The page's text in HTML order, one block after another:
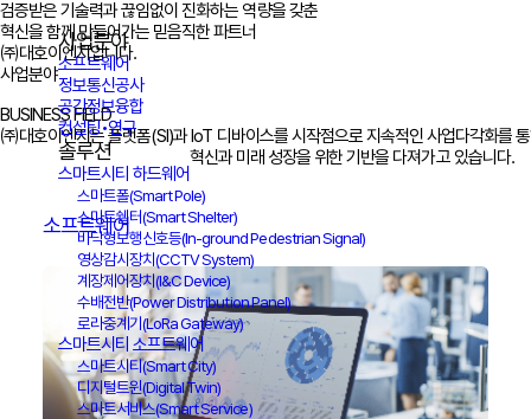
사업분야
소프트웨어
정보통신공사
공간정보융합
컨설팅•연구
솔루션
스마트시티 하드웨어
스마트폴(Smart Pole)
스마트쉘터(Smart Shelter)
바닥형보행신호등(In-ground Pedestrian Signal)
영상감시장치(CCTV System)
계장제어장치(I&C Device)
수배전반(Power Distribution Panel)
로라중계기(LoRa Gateway)
스마트시티 소프트웨어
스마트시티(Smart City)
디지털트윈(Digital Twin)
스마트서비스(Smart Service)
검증받은 기술력과 끊임없이 진화하는 역량을 갖춘
혁신을 함께 만들어가는 믿음직한 파트너
㈜대호이엔지입니다.
사업분야
BUSINESS FIELD
㈜대호이엔지는 플랫폼(SI)과 IoT 디바이스를 시작점으로 지속적인 사업다각화를
					혁신과 미래 성장을 위한 기반을 다져가고 있습니다.
소프트웨어